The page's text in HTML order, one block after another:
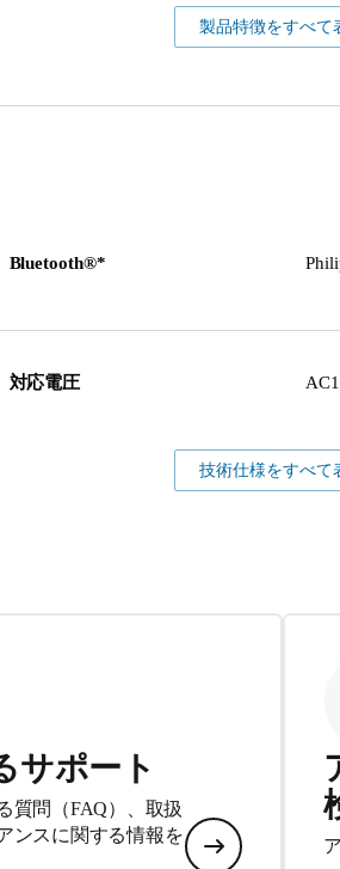
製品特徴をすべて
Bluetooth®*
対応電圧
技術仕様をすべて
サポート
質問（FAQ）、取扱
ンスに関する情報を